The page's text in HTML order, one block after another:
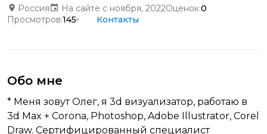
Россия На сайте с ноября, 2022Оценок:0
Просмотров:145 Контакты
Обо мне
* Меня зовут Олег, я 3d визуализатор, работаю в
3d Max + Corona, Photoshop, Adobe Illustrator, Corel
Draw. Cертифицированный специалист